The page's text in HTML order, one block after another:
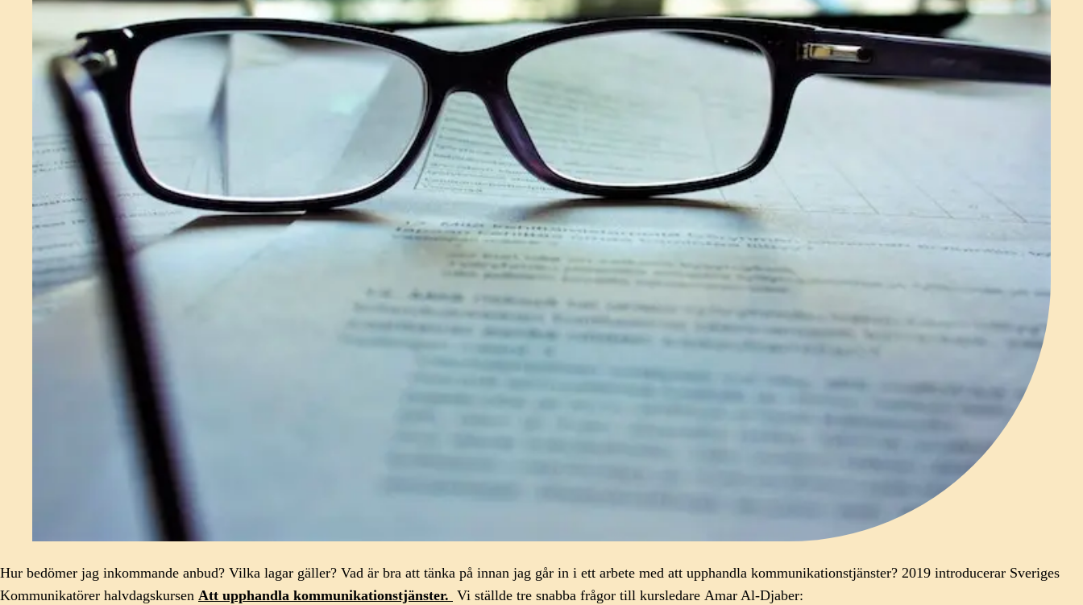
Hur bedömer jag inkommande anbud? Vilka lagar gäller? Vad är bra att tänka på innan jag går in i ett arbete med att upphandla kommunikationstjänster? 2019 introducerar Sveriges
Kommunikatörer halvdagskursen Att upphandla kommunikationstjänster. Vi ställde tre snabba frågor till kursledare Amar Al-Djaber: